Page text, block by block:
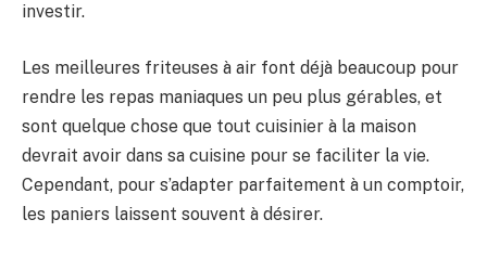
investir.
Les meilleures friteuses à air font déjà beaucoup pour
rendre les repas maniaques un peu plus gérables, et
sont quelque chose que tout cuisinier à la maison
devrait avoir dans sa cuisine pour se faciliter la vie.
Cependant, pour s’adapter parfaitement à un comptoir,
les paniers laissent souvent à désirer.